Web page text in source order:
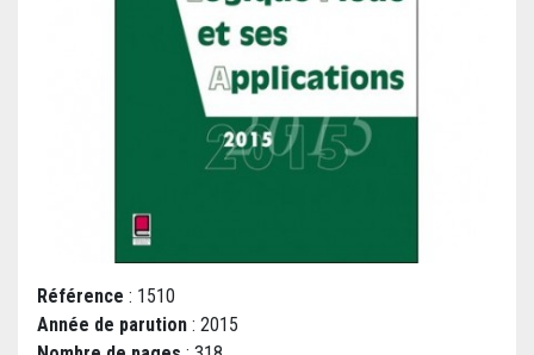
Référence : 1510
Année de parution : 2015